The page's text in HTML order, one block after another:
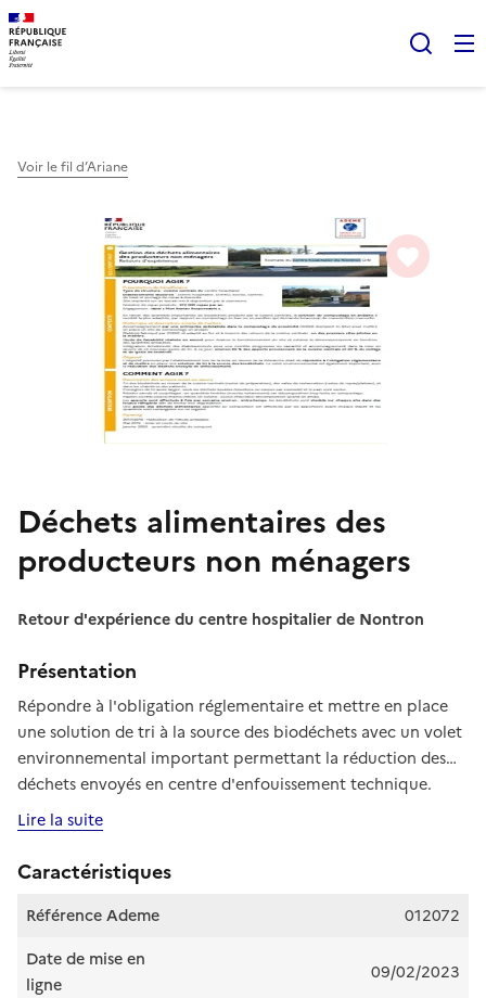
Voir le fil d’Ariane
favorite
Déchets alimentaires des
producteurs non ménagers
Retour d'expérience du centre hospitalier de Nontron
Présentation
Répondre à l'obligation réglementaire et mettre en place
une solution de tri à la source des biodéchets avec un volet
environnemental important permettant la réduction des
déchets envoyés en centre d'enfouissement technique.
Découvrez le retour d'expérience du centre hospitalier de
Nontron en région Nouvelle Aquitaine.
Lire la suite
Caractéristiques
Référence Ademe
012072
Date de mise en
ligne
09/02/2023
Gestion des cookies